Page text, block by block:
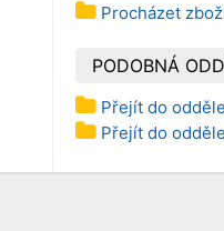
Procházet
PODOBNÁ
Přejít do
Přejít do